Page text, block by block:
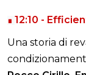
∎ 12:10 -
Una storia di